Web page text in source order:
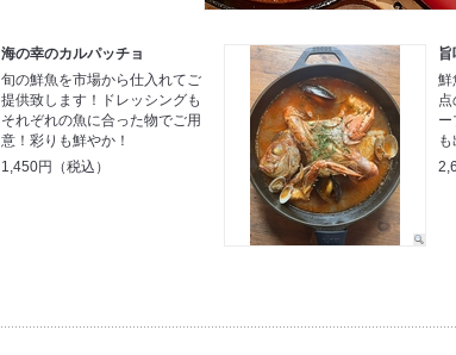
海の幸のカルパッチョ
旬の鮮魚を市場から仕入れてご
提供致します！ドレッシングも
それぞれの魚に合った物でご用
意！彩りも鮮やか！
1,450円（税込）
旨
鮮
も